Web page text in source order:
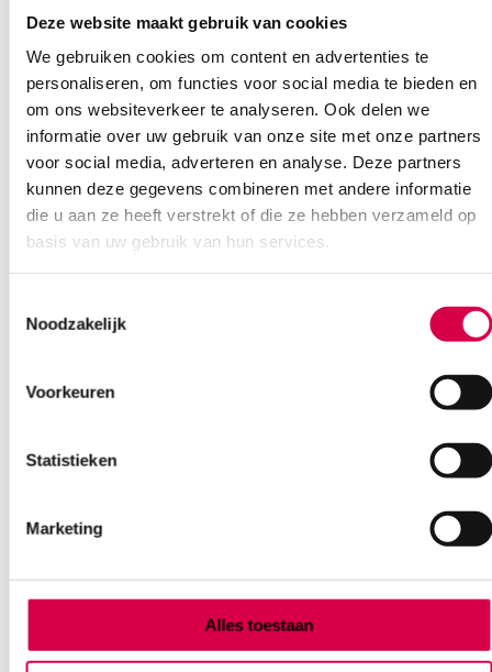
Deze website maakt gebruik van cookies
We gebruiken cookies om content en advertenties te
personaliseren, om functies voor social media te bieden en
om ons websiteverkeer te analyseren. Ook delen we
informatie over uw gebruik van onze site met onze partners
voor social media, adverteren en analyse. Deze partners
kunnen deze gegevens combineren met andere informatie
die u aan ze heeft verstrekt of die ze hebben verzameld op
basis van uw gebruik van hun services.
Noodzakelijk
Voorkeuren
Statistieken
Marketing
Alles toestaan
Ook interessant
Direct leverbaar
3.76incl. BTW